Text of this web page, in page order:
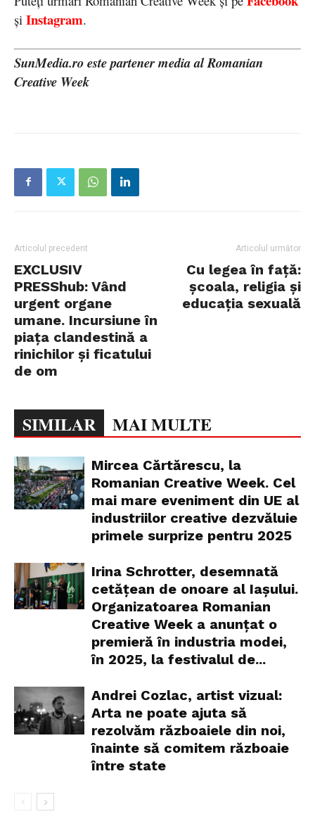
și Instagram.
SunMedia.ro este partener media al Romanian
Creative Week
Articolul precedent
EXCLUSIV
PRESShub: Vând
urgent organe
umane. Incursiune în
piața clandestină a
rinichilor și ficatului
de om
Articolul următor
Cu legea în faţă:
școala, religia și
educația sexuală
SIMILAR MAI MULTE
Mircea Cărtărescu, la
Romanian Creative Week. Cel
mai mare eveniment din UE al
industriilor creative dezvăluie
primele surprize pentru 2025
Irina Schrotter, desemnată
cetățean de onoare al Iașului.
Organizatoarea Romanian
Creative Week a anunțat o
premieră în industria modei,
în 2025, la festivalul de...
Andrei Cozlac, artist vizual:
Arta ne poate ajuta să
rezolvăm războaiele din noi,
înainte să comitem războaie
între state